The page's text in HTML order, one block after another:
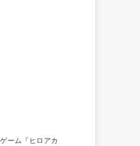
ーム『ヒロアカ